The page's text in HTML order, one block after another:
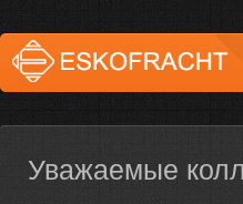
Уважаемые